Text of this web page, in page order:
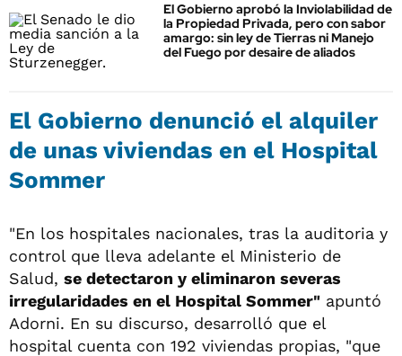
El Gobierno aprobó la Inviolabilidad de
la Propiedad Privada, pero con sabor
amargo: sin ley de Tierras ni Manejo
del Fuego por desaire de aliados
El Gobierno denunció el alquiler
de unas viviendas en el Hospital
Sommer
"En los hospitales nacionales, tras la auditoria y
control que lleva adelante el Ministerio de
Salud, se detectaron y eliminaron severas
irregularidades en el Hospital Sommer" apuntó
Adorni. En su discurso, desarrolló que el
hospital cuenta con 192 viviendas propias, "que